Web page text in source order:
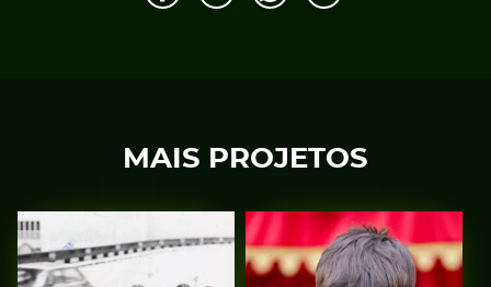
MAIS PROJETOS